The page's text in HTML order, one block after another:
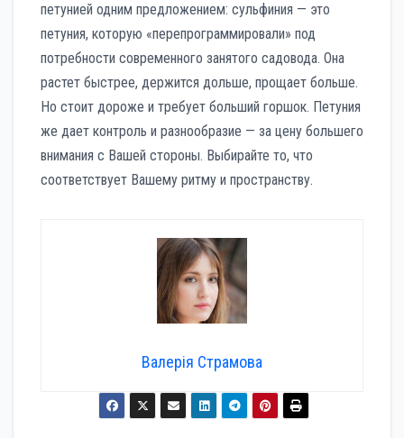
петунией одним предложением: сульфиния — это
петуния, которую «перепрограммировали» под
потребности современного занятого садовода. Она
растет быстрее, держится дольше, прощает больше.
Но стоит дороже и требует больший горшок. Петуния
же дает контроль и разнообразие — за цену большего
внимания с Вашей стороны. Выбирайте то, что
соответствует Вашему ритму и пространству.
Валерія Страмова